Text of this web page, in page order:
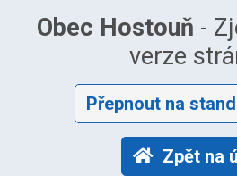
Obec Hostouň -
verze
Přepnout na
Zpět na